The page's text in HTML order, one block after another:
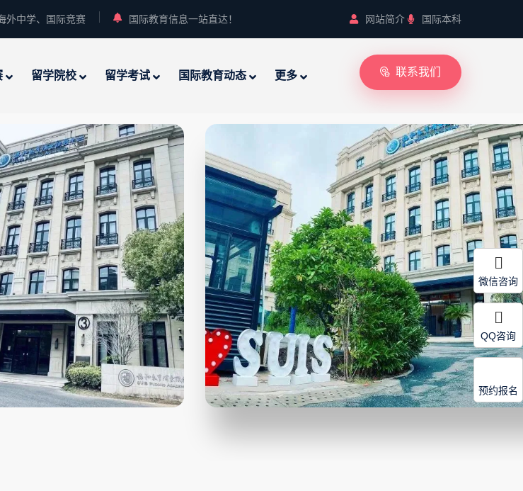
外中学、国际竞赛 国际教育信息一站直达！ 网站简介 国际本科
留学院校 留学考试 国际教育动态 更多 联系我们
微信咨询
QQ咨询
预约报名